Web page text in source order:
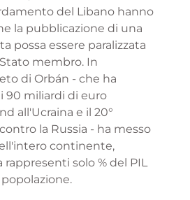
del Libano hanno
la pubblicazione di una
possa essere paralizzata
membro. In
di Orbán - che ha
90 miliardi di euro
all'Ucraina e il 20°
la Russia - ha messo
continente,
solo % del PIL
popolazione.